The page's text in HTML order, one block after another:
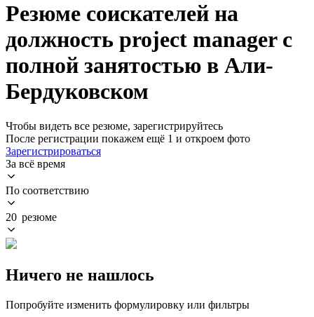
Резюме соискателей на
должность project manager с
полной занятостью в Али-
Бердуковском
Чтобы видеть все резюме, зарегистрируйтесь
После регистрации покажем ещё 1 и откроем фото
Зарегистрироваться
За всё время
По соответствию
20 резюме
Ничего не нашлось
Попробуйте изменить формулировку или фильтры